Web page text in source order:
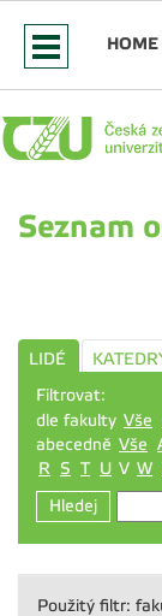
HOME
Seznam
LIDÉ
Filtrovat:
dle fakulty Vše
abecedně Vše
R S T U V W
Hledej
Použitý filtr: